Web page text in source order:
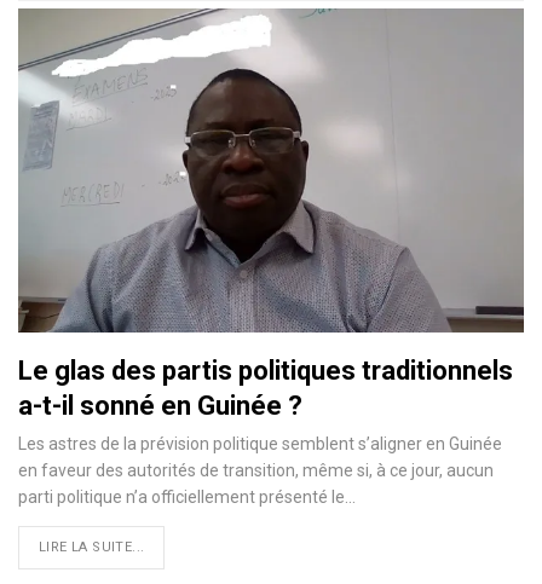
Le glas des partis politiques traditionnels
a-t-il sonné en Guinée ?
Les astres de la prévision politique semblent s’aligner en Guinée
en faveur des autorités de transition, même si, à ce jour, aucun
parti politique n’a officiellement présenté le…
LIRE LA SUITE...